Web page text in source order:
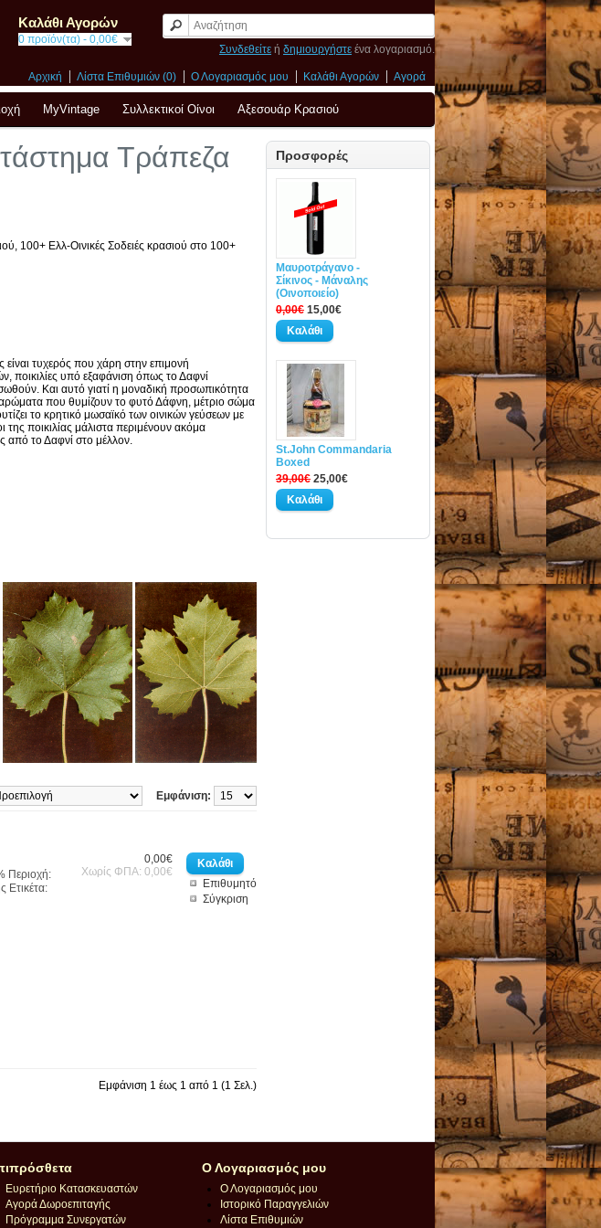
Καλάθι Αγορών
0 προϊόν(τα) - 0,00€
Συνδεθείτε ή δημιουργήστε ένα λογαριασμό.
Αρχική Λίστα Επιθυμιών (0) Ο Λογαριασμός μου Καλάθι Αγορών Αγορά
MyVintage Συλλεκτικοί Οίνοι Αξεσουάρ Κρασιού
Προσφορές
Μαυροτράγανο -
Σίκινος - Μάναλης
(Οινοποιείο)
0,00€ 15,00€
St.John Commandaria
Boxed
39,00€ 25,00€
Τράπεζα
100+ Ελλ-Οινικές Σοδειές κρασιού στο 100+
τυχερός που χάρη στην επιμονή
ποικιλίες υπό εξαφάνιση όπως το Δαφνί
Και αυτό γιατί η μοναδική προσωπικότητα
που θυμίζουν το φυτό Δάφνη, μέτριο σώμα
το κρητικό μωσαϊκό των οινικών γεύσεων με
της ποικιλίας μάλιστα περιμένουν ακόμα
από το Δαφνί στο μέλλον.
Εμφάνιση:
Επιθυμητό
Σύγκριση
0,00€
Χωρίς ΦΠΑ: 0,00€
Περιοχή:
Ετικέτα:
Εμφάνιση 1 έως 1 από 1 (1 Σελ.)
Ευρετήριο Κατασκευαστών
Αγορά Δωροεπιταγής
Πρόγραμμα Συνεργατών
Ο Λογαριασμός μου
Ο Λογαριασμός μου
Ιστορικό Παραγγελιών
Λίστα Επιθυμιών